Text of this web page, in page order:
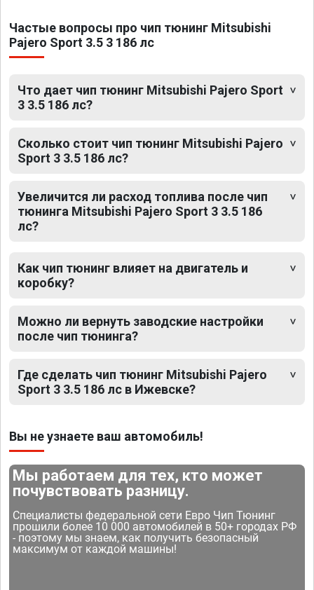
Частые вопросы про чип тюнинг Mitsubishi
Pajero Sport 3.5 3 186 лс
Что дает чип тюнинг Mitsubishi Pajero Sport
3 3.5 186 лс?
Сколько стоит чип тюнинг Mitsubishi Pajero
Sport 3 3.5 186 лс?
Увеличится ли расход топлива после чип
тюнинга Mitsubishi Pajero Sport 3 3.5 186
лс?
Как чип тюнинг влияет на двигатель и
коробку?
Можно ли вернуть заводские настройки
после чип тюнинга?
Где сделать чип тюнинг Mitsubishi Pajero
Sport 3 3.5 186 лс в Ижевске?
Вы не узнаете ваш автомобиль!
Мы работаем для тех, кто может
почувствовать разницу.
Специалисты федеральной сети Евро Чип Тюнинг
прошили более 10 000 автомобилей в 50+ городах РФ
- поэтому мы знаем, как получить безопасный
максимум от каждой машины!